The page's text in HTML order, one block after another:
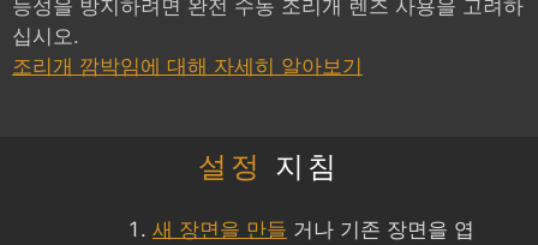
능성을 방지하려면 완전 수동 조리개 렌즈 사용을 고려하
십시오.
조리개 깜박임에 대해 자세히 알아보기
설정 지침
새 장면을 만들 거나 기존 장면을 엽